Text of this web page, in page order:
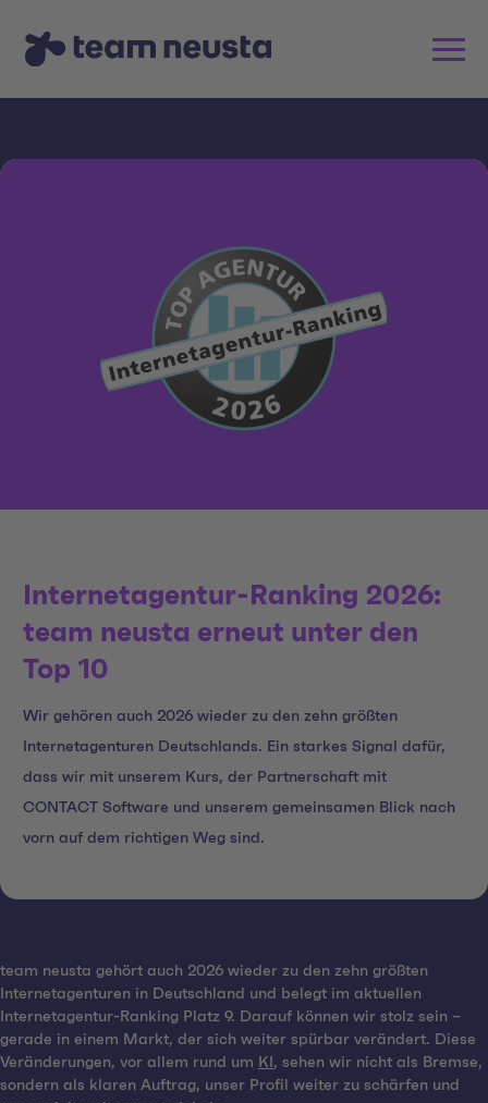
Internetagentur-Ranking 2026:
team neusta erneut unter den
Top 10
Wir gehören auch 2026 wieder zu den zehn größten
Internetagenturen Deutschlands. Ein starkes Signal dafür,
dass wir mit unserem Kurs, der Partnerschaft mit
CONTACT Software und unserem gemeinsamen Blick nach
vorn auf dem richtigen Weg sind.
team neusta gehört auch 2026 wieder zu den zehn größten
Internetagenturen in Deutschland und belegt im aktuellen
Internetagentur-Ranking Platz 9. Darauf können wir stolz sein –
gerade in einem Markt, der sich weiter spürbar verändert. Diese
Veränderungen, vor allem rund um KI , sehen wir nicht als Bremse,
sondern als klaren Auftrag, unser Profil weiter zu schärfen und